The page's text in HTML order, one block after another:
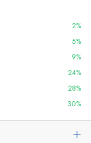
2%
5%
9%
24%
28%
30%